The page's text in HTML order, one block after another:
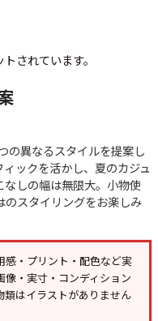
されています。
の異なるスタイルを提案し
ックを活かし、夏のカジュ
しの幅は無限大。小物使
のスタイリングをお楽しみ
感・プリント・配色など実
像・実寸・コンディション
はイラストがありません